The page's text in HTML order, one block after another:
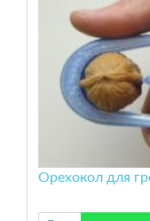
Орехокол для